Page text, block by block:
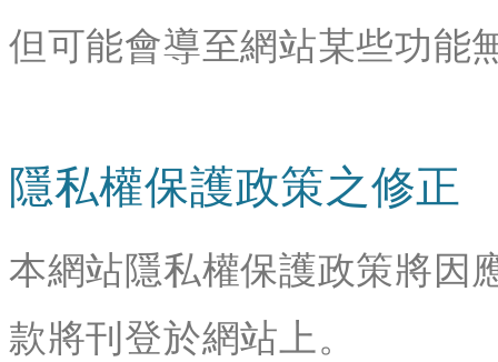
但可能會導至網站某些功能
隱私權保護政策之修正
本網站隱私權保護政策將因
款將刊登於網站上。